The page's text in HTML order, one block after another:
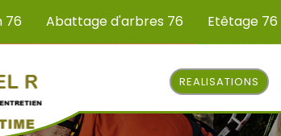
76 Abattage d'arbres 76 Etêtage 76
REALISATIONS